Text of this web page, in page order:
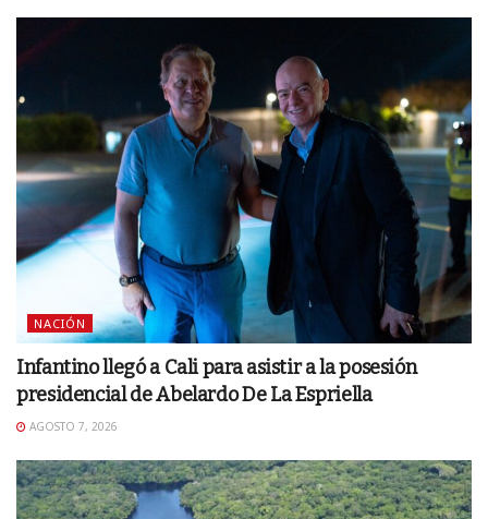
NACIÓN
Infantino llegó a Cali para asistir a la posesión
presidencial de Abelardo De La Espriella
AGOSTO 7, 2026